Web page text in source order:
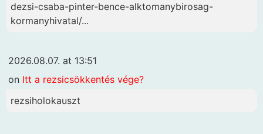
dezsi-csaba-pinter-bence-alktomanybirosag-
kormanyhivatal/...
2026.08.07. at 13:51
on Itt a rezsicsökkentés vége?
rezsiholokauszt